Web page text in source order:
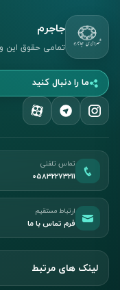
جاجرم
تمامی حقوق
ما را دنبال کنید
تماس تلفنی
05832273211
ارتباط مستقیم
فرم تماس با ما
لینک های مرتبط